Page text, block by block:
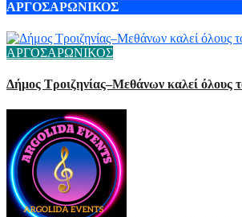
AΡΓΟΣΑΡΩΝΙΚΟΣ
ΑΡΓΟΣΑΡΩΝΙΚΟΣ
Δήμος Τροιζηνίας–Μεθάνων καλεί όλους